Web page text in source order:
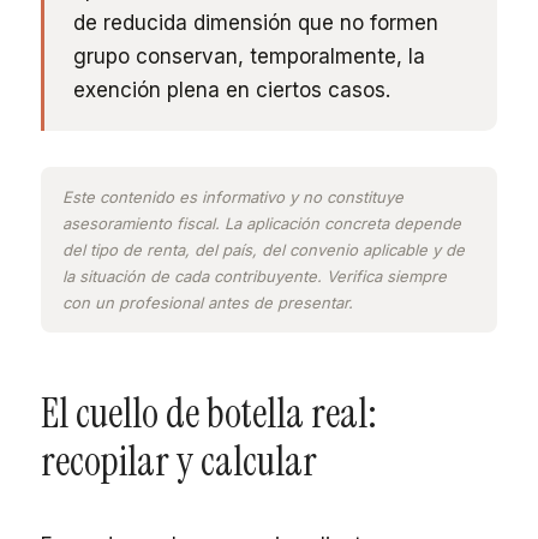
de reducida dimensión que no formen
grupo conservan, temporalmente, la
exención plena en ciertos casos.
Este contenido es informativo y no constituye
asesoramiento fiscal. La aplicación concreta depende
del tipo de renta, del país, del convenio aplicable y de
la situación de cada contribuyente. Verifica siempre
con un profesional antes de presentar.
El cuello de botella real:
recopilar y calcular